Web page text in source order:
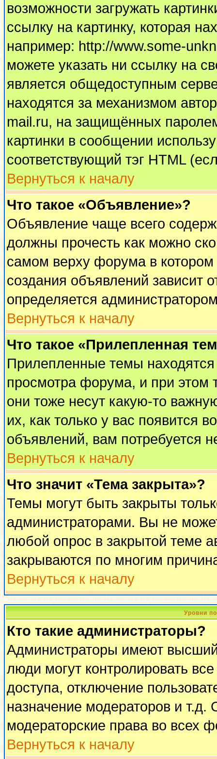
возможности загружать
ссылку на картинку, которая
например: http://www.some-
можете указать ни ссылку на
является общедоступным
находятся за механизмом
mail.ru, на защищённых
картинки в сообщении
соответствующий тэг HTML
Вернуться к началу
Что такое «Объявление»?
Объявление чаще всего
должны прочесть как можно
самом верху форума в
создания объявлений зависит
определяется
Вернуться к началу
Что такое «Прилепленная
Прилепленные темы
просмотра форума, и при этом
они тоже несут какую-то
их, как только у вас появится
объявлений, вам потребуется
Вернуться к началу
Что значит «Тема закрыта»?
Темы могут быть закрыты
администраторами. Вы не
любой опрос в закрытой теме
закрываются по многим
Вернуться к началу
Уровни
Кто такие администраторы?
Администраторы имеют
люди могут контролировать
доступа, отключение
назначение модераторов и
модераторские права во всех
Вернуться к началу